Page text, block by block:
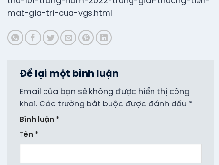
mat-gia-tri-cua-vgs.html
Để lại một bình luận
Email của bạn sẽ không được hiển thị công
khai. Các trường bắt buộc được đánh dấu *
Bình luận *
Tên *